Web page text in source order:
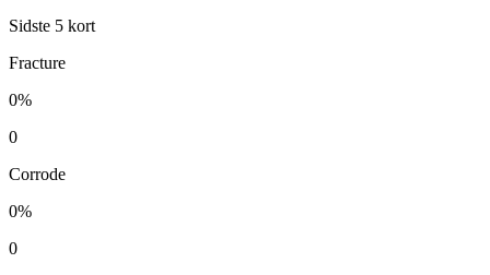
Sidste 5 kort
Fracture
0%
0
Corrode
0%
0